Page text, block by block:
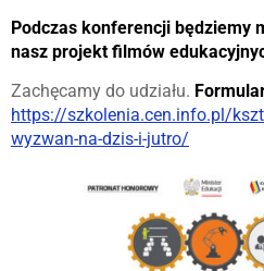
Podczas konferencji będziemy
nasz projekt filmów
Zachęcamy do udziału.
https://szkolenia.cen.info.pl/
wyzwan-na-dzis-i-jutro/